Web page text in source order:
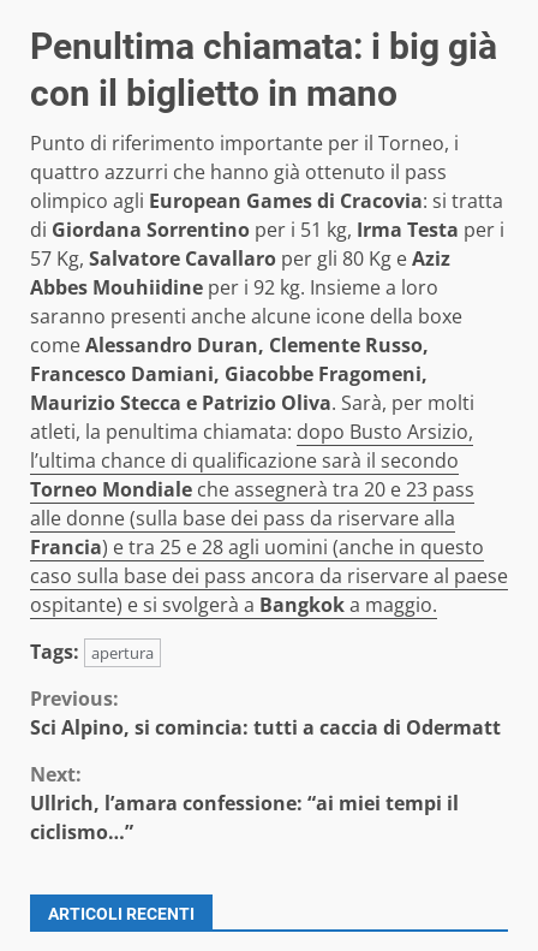
Penultima chiamata: i big già
con il biglietto in mano
Punto di riferimento importante per il Torneo, i
quattro azzurri che hanno già ottenuto il pass
olimpico agli European Games di Cracovia: si tratta
di Giordana Sorrentino per i 51 kg, Irma Testa per i
57 Kg, Salvatore Cavallaro per gli 80 Kg eAziz
Abbes Mouhiidine per i 92 kg. Insieme a loro
saranno presenti anche alcune icone della boxe
comeAlessandro Duran, Clemente Russo,
Francesco Damiani, Giacobbe Fragomeni,
Maurizio Stecca e Patrizio Oliva. Sarà, per molti
atleti, la penultima chiamata: dopo Busto Arsizio,
l’ultima chance di qualificazione sarà il secondo
Torneo Mondiale che assegnerà tra 20 e 23 pass
alle donne (sulla base dei pass da riservare alla
Francia) e tra 25 e 28 agli uomini (anche in questo
caso sulla base dei pass ancora da riservare al paese
ospitante) e si svolgerà a Bangkoka maggio.
Tags:
apertura
Continue
Reading
Previous:
Sci Alpino, si comincia: tutti a caccia di Odermatt
Next:
Ullrich, l’amara confessione: “ai miei tempi il
ciclismo…”
ARTICOLI RECENTI